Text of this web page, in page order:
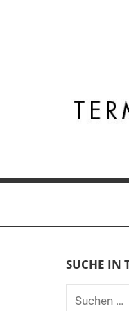
SUCHE IN
Suchen